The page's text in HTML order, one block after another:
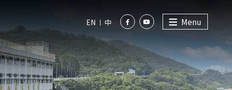
EN 中 Menu